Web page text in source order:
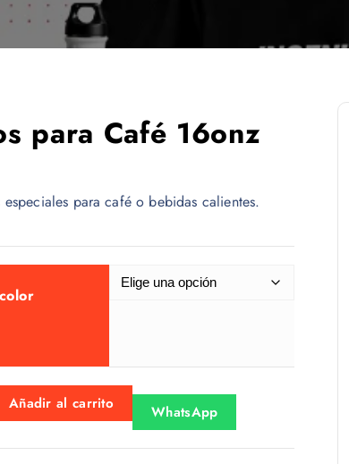
para Café 16onz
para café o bebidas calientes.
color
Café 16onz cantidad
Añadir al carrito WhatsApp